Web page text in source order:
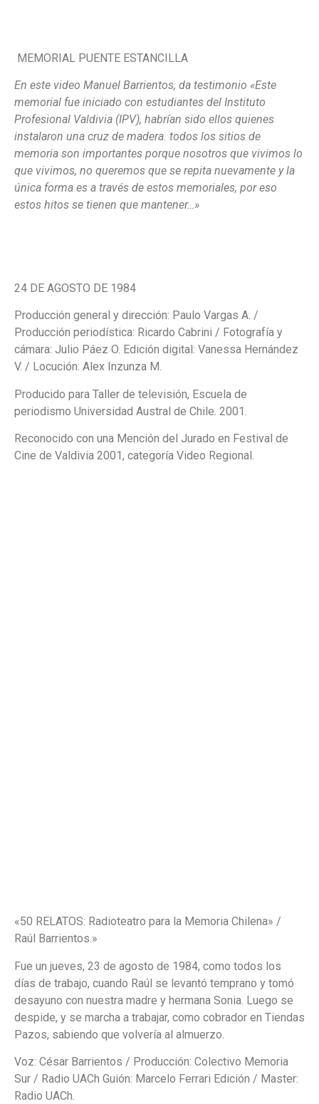
MEMORIAL PUENTE ESTANCILLA
En este video Manuel Barrientos, da testimonio «Este
memorial fue iniciado con estudiantes del Instituto
Profesional Valdivia (IPV), habrían sido ellos quienes
instalaron una cruz de madera. todos los sitios de
memoria son importantes porque nosotros que vivimos lo
que vivimos, no queremos que se repita nuevamente y la
única forma es a través de estos memoriales, por eso
estos hitos se tienen que mantener…»
24 DE AGOSTO DE 1984
Producción general y dirección: Paulo Vargas A. /
Producción periodística: Ricardo Cabrini / Fotografía y
cámara: Julio Páez O. Edición digital: Vanessa Hernández
V. / Locución: Alex Inzunza M.
Producido para Taller de televisión, Escuela de
periodismo Universidad Austral de Chile. 2001.
Reconocido con una Mención del Jurado en Festival de
Cine de Valdivia 2001, categoría Video Regional.
«50 RELATOS: Radioteatro para la Memoria Chilena» /
Raúl Barrientos.»
Fue un jueves, 23 de agosto de 1984, como todos los
días de trabajo, cuando Raúl se levantó temprano y tomó
desayuno con nuestra madre y hermana Sonia. Luego se
despide, y se marcha a trabajar, como cobrador en Tiendas
Pazos, sabiendo que volvería al almuerzo.
Voz: César Barrientos / Producción: Colectivo Memoria
Sur / Radio UACh Guión: Marcelo Ferrari Edición / Master:
Radio UACh.